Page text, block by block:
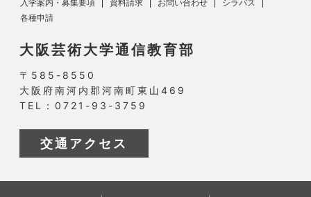
入学案内・募集要項
資料請求 お問い合わせ
シラバス
各種申請
大阪芸術大学通信教育部
〒585-8550
大阪府南河内郡河南町東山469
TEL：0721-93-3759
交通アクセス